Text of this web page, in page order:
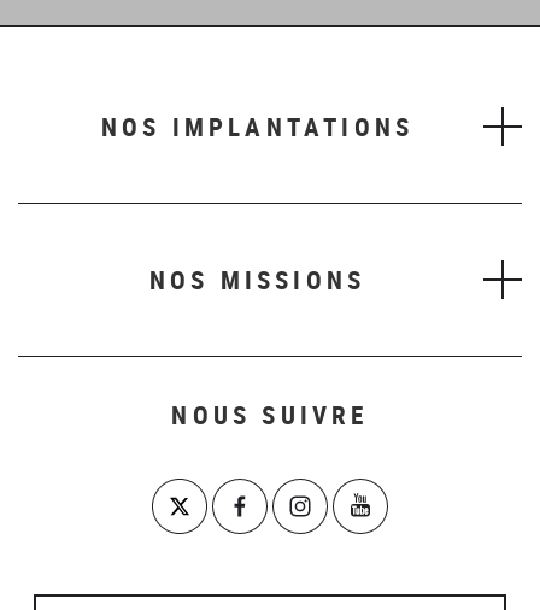
NOS IMPLANTATIONS
NOS MISSIONS
NOUS SUIVRE